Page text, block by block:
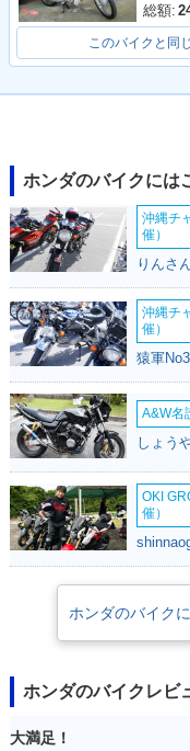
2020年 CrossCub
110 くまモンバージ
ョン・特別・限定仕
様
110 くまモンバージ
ョン・特別・限定仕
様
2014年 CROSS Cu
b・カラーチェンジ
b
総額:
このバイクと同
ホンダのバイクには
沖縄チ
催）
りんさ
沖縄チ
催）
猿軍
A&W名
OKI
催）
ホンダのバイク
ホンダのバイクレビ
大満足！